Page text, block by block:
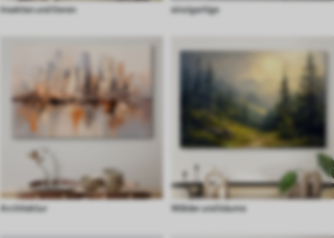
Insekten und tieren einzigartige
Architektur Wälder und bäume